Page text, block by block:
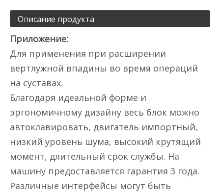
Описание продукта
Приложение:
Для применения при расширении
вертлужной впадины во время операций
на суставах.
Благодаря идеальной форме и
эргономичному дизайну весь блок можно
автоклавировать, двигатель импортный,
низкий уровень шума, высокий крутящий
момент, длительный срок службы. На
машину предоставляется гарантия 3 года.
Различные интерфейсы могут быть